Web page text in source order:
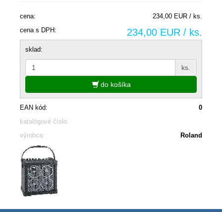
cena:
234,00 EUR / ks.
cena s DPH:
234,00 EUR / ks.
sklad:
ks.
do košíka
EAN kód:
0
katalógové číslo:
výrobca:
Roland